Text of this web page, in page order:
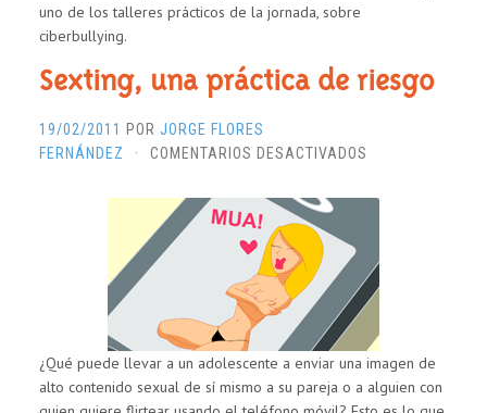
uno de los talleres prácticos de la jornada, sobre
ciberbullying.
Sexting, una práctica de riesgo
19/02/2011 POR JORGE FLORES
FERNÁNDEZ
· COMENTARIOS DESACTIVADOS
UNA
RIESGO
¿Qué puede llevar a un adolescente a enviar una imagen de
alto contenido sexual de sí mismo a su pareja o a alguien con